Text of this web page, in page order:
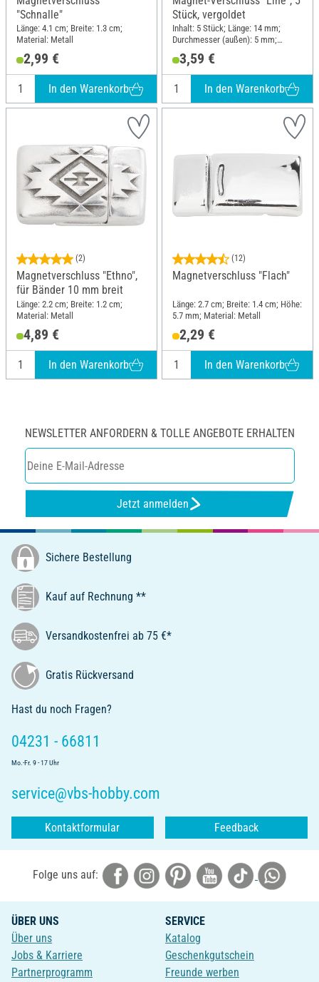
"Schnalle"
Länge: 4.1 cm; Breite: 1.3 cm;
Material: Metall
2,99 €
In den Warenkorb
Stück, vergoldet
Inhalt: 5 Stück; Länge: 14 mm;
Durchmesser (außen): 5 mm;
Material: Metall
3,59 €
In den Warenkorb
(2)
Magnetverschluss "Ethno",
für Bänder 10 mm breit
Länge: 2.2 cm; Breite: 1.2 cm;
Material: Metall
4,89 €
In den Warenkorb
(12)
Magnetverschluss "Flach"
Länge: 2.7 cm; Breite: 1.4 cm; Höhe:
5.7 mm; Material: Metall
2,29 €
In den Warenkorb
NEWSLETTER ANFORDERN & TOLLE ANGEBOTE ERHALTEN
Jetzt anmelden
Sichere Bestellung
Kauf auf Rechnung **
Versandkostenfrei ab 75 €*
Gratis Rückversand
Hast du noch Fragen?
04231 - 66811
Mo.-Fr. 9 - 17 Uhr
service@vbs-hobby.com
Kontaktformular Feedback
Folge uns auf:
ÜBER UNS
Über uns
Jobs & Karriere
Partnerprogramm
SERVICE
Katalog
Geschenkgutschein
Freunde werben